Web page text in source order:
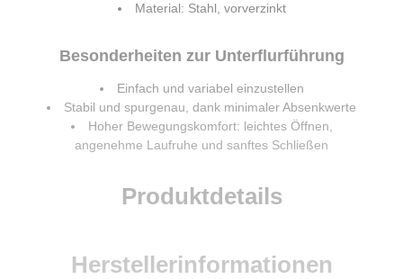
Material: Stahl, vorverzinkt
Besonderheiten zur Unterflurführung
Einfach und variabel einzustellen
Stabil und spurgenau, dank minimaler Absenkwerte
Hoher Bewegungskomfort: leichtes Öffnen,
angenehme Laufruhe und sanftes Schließen
Produktdetails
Herstellerinformationen